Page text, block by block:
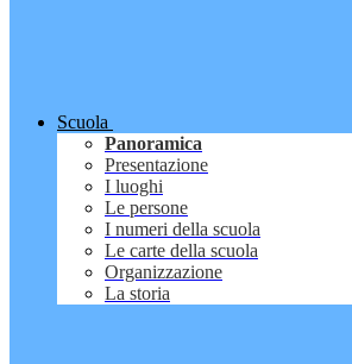
Scuola
Panoramica
Presentazione
I luoghi
Le persone
I numeri della scuola
Le carte della scuola
Organizzazione
La storia